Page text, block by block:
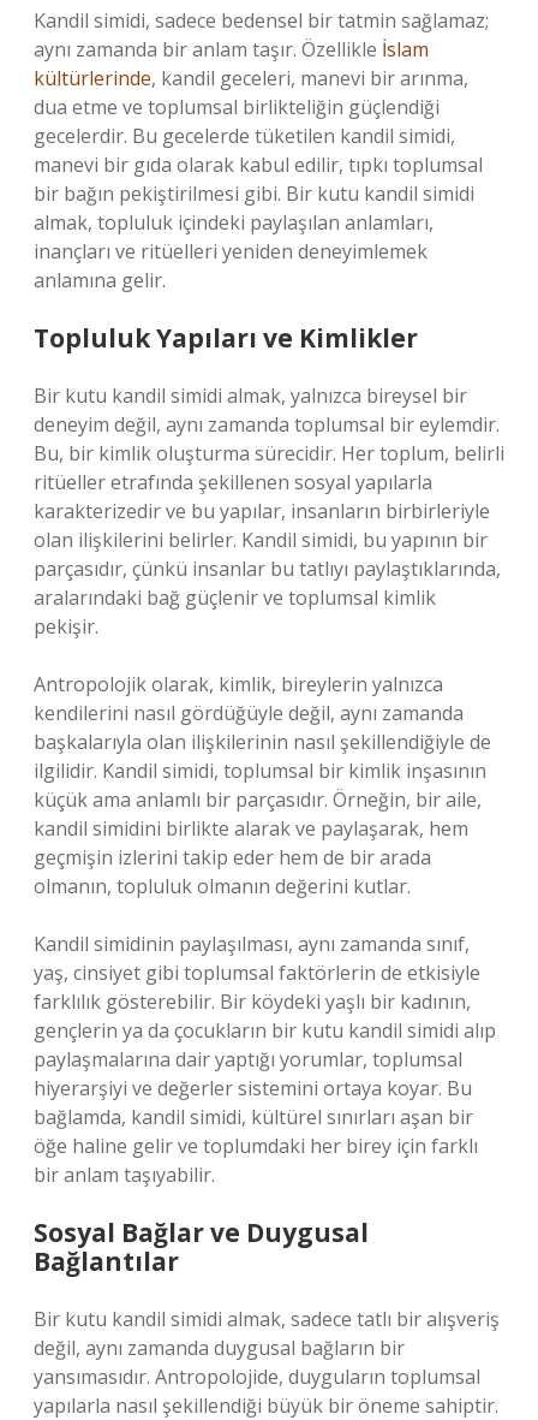
Kandil simidi, sadece bedensel bir tatmin sağlamaz;
aynı zamanda bir anlam taşır. Özellikle İslam
kültürlerinde, kandil geceleri, manevi bir arınma,
dua etme ve toplumsal birlikteliğin güçlendiği
gecelerdir. Bu gecelerde tüketilen kandil simidi,
manevi bir gıda olarak kabul edilir, tıpkı toplumsal
bir bağın pekiştirilmesi gibi. Bir kutu kandil simidi
almak, topluluk içindeki paylaşılan anlamları,
inançları ve ritüelleri yeniden deneyimlemek
anlamına gelir.
Topluluk Yapıları ve Kimlikler
Bir kutu kandil simidi almak, yalnızca bireysel bir
deneyim değil, aynı zamanda toplumsal bir eylemdir.
Bu, bir kimlik oluşturma sürecidir. Her toplum, belirli
ritüeller etrafında şekillenen sosyal yapılarla
karakterizedir ve bu yapılar, insanların birbirleriyle
olan ilişkilerini belirler. Kandil simidi, bu yapının bir
parçasıdır, çünkü insanlar bu tatlıyı paylaştıklarında,
aralarındaki bağ güçlenir ve toplumsal kimlik
pekişir.
Antropolojik olarak, kimlik, bireylerin yalnızca
kendilerini nasıl gördüğüyle değil, aynı zamanda
başkalarıyla olan ilişkilerinin nasıl şekillendiğiyle de
ilgilidir. Kandil simidi, toplumsal bir kimlik inşasının
küçük ama anlamlı bir parçasıdır. Örneğin, bir aile,
kandil simidini birlikte alarak ve paylaşarak, hem
geçmişin izlerini takip eder hem de bir arada
olmanın, topluluk olmanın değerini kutlar.
Kandil simidinin paylaşılması, aynı zamanda sınıf,
yaş, cinsiyet gibi toplumsal faktörlerin de etkisiyle
farklılık gösterebilir. Bir köydeki yaşlı bir kadının,
gençlerin ya da çocukların bir kutu kandil simidi alıp
paylaşmalarına dair yaptığı yorumlar, toplumsal
hiyerarşiyi ve değerler sistemini ortaya koyar. Bu
bağlamda, kandil simidi, kültürel sınırları aşan bir
öğe haline gelir ve toplumdaki her birey için farklı
bir anlam taşıyabilir.
Sosyal Bağlar ve Duygusal
Bağlantılar
Bir kutu kandil simidi almak, sadece tatlı bir alışveriş
değil, aynı zamanda duygusal bağların bir
yansımasıdır. Antropolojide, duyguların toplumsal
yapılarla nasıl şekillendiği büyük bir öneme sahiptir.